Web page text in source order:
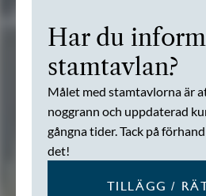
Har du
stamtavlan?
Målet med stamtavlorna är
noggrann och uppdaterad
gångna tider. Tack på
det!
TILLÄGG /